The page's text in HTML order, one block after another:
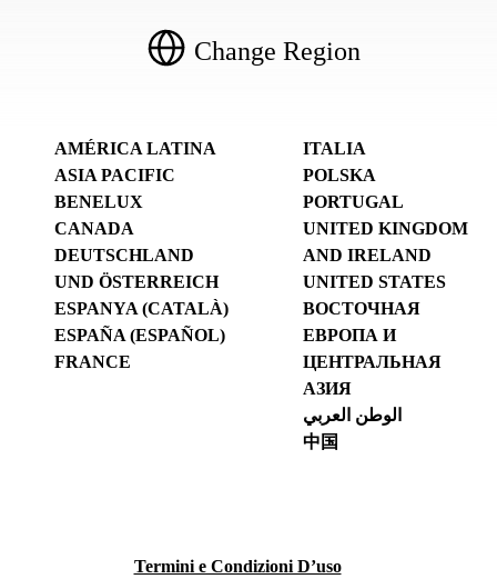
Change Region
AMÉRICA LATINA
ASIA PACIFIC
BENELUX
CANADA
DEUTSCHLAND
UND ÖSTERREICH
ESPANYA (CATALÀ)
ESPAÑA (ESPAÑOL)
FRANCE
ITALIA
POLSKA
PORTUGAL
UNITED KINGDOM
AND IRELAND
UNITED STATES
ВОСТОЧНАЯ
ЕВРОПА И
ЦЕНТРАЛЬНАЯ
АЗИЯ
الوطن العربي
中国
Termini e Condizioni D’uso